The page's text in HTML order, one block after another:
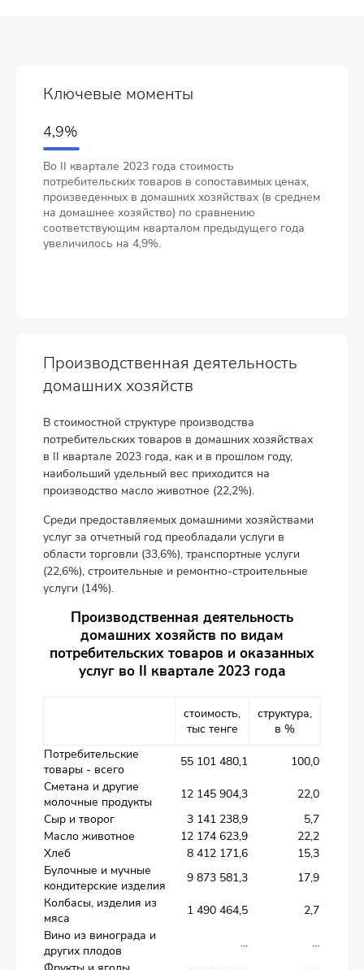
Ключевые моменты
4,9%
Во II квартале 2023 года стоимость
потребительских товаров в сопоставимых ценах,
произведенных в домашних хозяйствах (в среднем
на домашнее хозяйство) по сравнению
соответствующим кварталом предыдущего года
увеличилось на 4,9%.
Производственная деятельность
домашних хозяйств
В стоимостной структуре производства
потребительских товаров в домашних хозяйствах
в II квартале 2023 года, как и в прошлом году,
наибольший удельный вес приходится на
производство масло животное (22,2%).
Среди предоставляемых домашними хозяйствами
услуг за отчетный год преобладали услуги в
области торговли (33,6%), транспортные услуги
(22,6%), строительные и ремонтно-строительные
услуги (14%).
Производственная деятельность
домашних хозяйств по видам
потребительских товаров и оказанных
услуг во II квартале 2023 года
стоимость,
тыс тенге
структура,
в %
Потребительские
товары - всего
55 101 480,1
100,0
Сметана и другие
молочные продукты
12 145 904,3
22,0
Сыр и творог
3 141 238,9
5,7
Масло животное
12 174 623,9
22,2
Хлеб
8 412 171,6
15,3
Булочные и мучные
кондитерские изделия
9 873 581,3
17,9
Колбасы, изделия из
мяса
1 490 464,5
2,7
Вино из винограда и
других плодов
...
...